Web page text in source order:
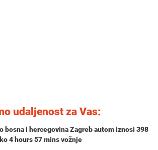
udaljenost za Vas:
bosna i hercegovina Zagreb autom iznosi 398
4 hours 57 minsvožnje